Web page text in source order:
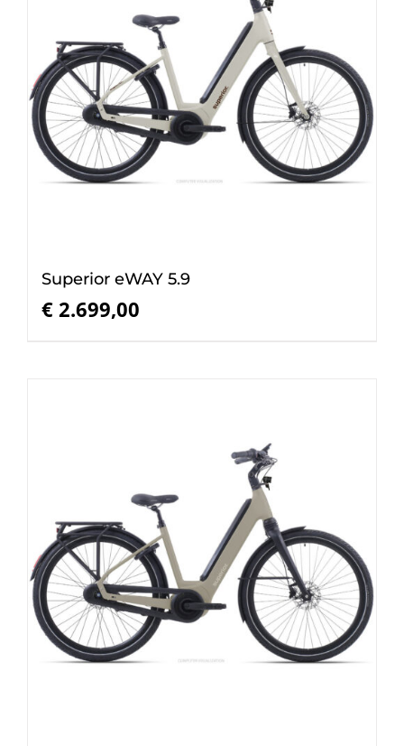
Superior eWAY 5.9
€ 2.699,00